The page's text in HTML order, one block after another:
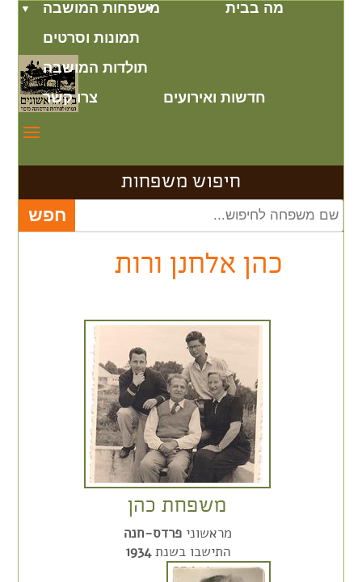
מה בבית
משפחות המושבה
תמונות וסרטים
תולדות המושבה
חדשות ואירועים
צרו קשר
חיפוש משפחות
כהן אלחנן ורות
משפחת כהן
מראשוניפרדס-חנה
התישבו בשנת1934